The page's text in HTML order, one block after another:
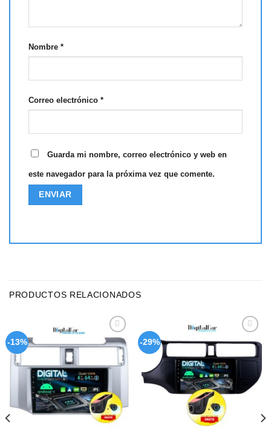
Nombre *
Correo electrónico *
Guarda mi nombre, correo electrónico y web en
este navegador para la próxima vez que comente.
PRODUCTOS RELACIONADOS
-13%
Add to
wishlist
-29%
wishlist